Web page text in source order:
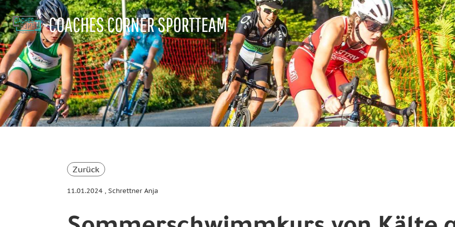
COACHES CORNER SPORTTEAM
Zurück
11.01.2024 , Schrettner Anja